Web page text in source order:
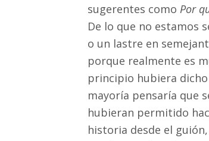
sugerentes como Por
De lo que no estamos
o un lastre en
porque realmente es
principio hubiera dicho
mayoría pensaría que
hubieran permitido
historia desde el